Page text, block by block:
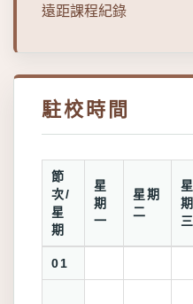
遠距課程紀錄
駐校時間
節
次/
星
期
星
期
一
星期
二
星
期
三
01